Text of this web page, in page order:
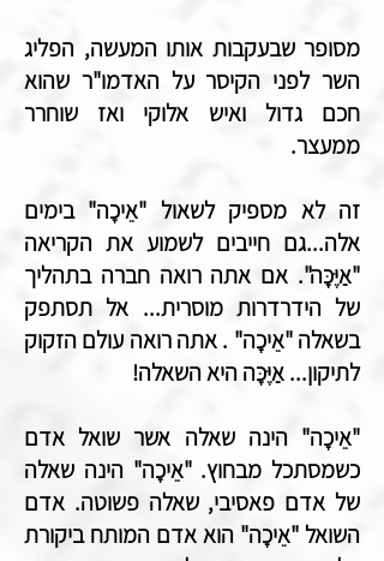
מסופר שבעקבות אותו המעשה, הפליג
השר לפני הקיסר על האדמו"ר שהוא
חכם גדול ואיש אלוקי ואז שוחרר
ממעצר.
זה לא מספיק לשאול "אֵיכָה" בימים
אלה...גם חייבים לשמוע את הקריאה
"אַיֶּכָּה". אם אתה רואה חברה בתהליך
של הידרדרות מוסרית... אל תסתפק
בשאלה "אֵיכָה" . אתה רואה עולם הזקוק
לתיקון... אַיֶּכָּה היא השאלה!
"אֵיכָה" הינה שאלה אשר שואל אדם
כשמסתכל מבחוץ. "אֵיכָה" הינה שאלה
של אדם פאסיבי, שאלה פשוטה. אדם
השואל "אֵיכָה" הוא אדם המותח ביקורת